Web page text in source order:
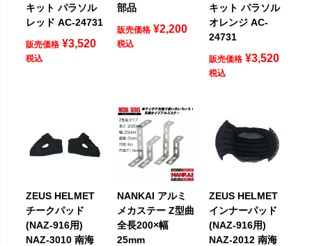
キット パラソル
レッド AC-24731
販売価格 ¥3,520
税込
部品
販売価格 ¥2,200
税込
キット パラソル
オレンジ AC-
24731
販売価格 ¥3,520
税込
ZEUS HELMET
チークパッド
(NAZ-916用)
NAZ-3010 南海
NANKAI アルミ
メカステー Z型曲
全長200×幅
25mm
ZEUS HELMET
インナーパッド
(NAZ-916用)
NAZ-2012 南海